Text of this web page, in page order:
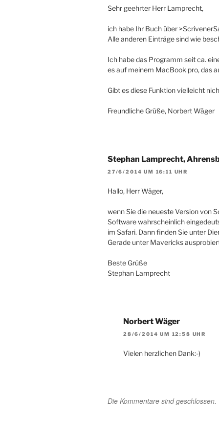
Sehr geehrter Herr Lamprecht,
ich habe Ihr Buch über
Alle anderen Einträge sind wie
Ich habe das Programm seit ca.
es auf meinem MacBook pro, das
Gibt es diese Funktion vielleicht
Freundliche Grüße, Norbert Wäger
Stephan Lamprecht,
27/6/2014 UM 16:11 UHR
Hallo, Herr Wäger,
wenn Sie die neueste Version von
Software wahrscheinlich
im Safari. Dann finden Sie unter
Gerade unter Mavericks
Beste Grüße
Stephan Lamprecht
Norbert Wäger
28/6/2014 UM 12:58 UHR
Vielen herzlichen Dank:-)
Die Kommentare sind geschlossen.